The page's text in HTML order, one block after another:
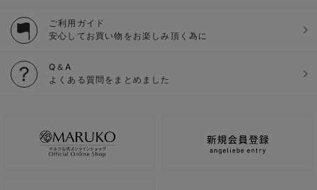
ご利用ガイド
安心してお買い物をお楽しみ頂く為に
Q＆A
よくある質問をまとめました